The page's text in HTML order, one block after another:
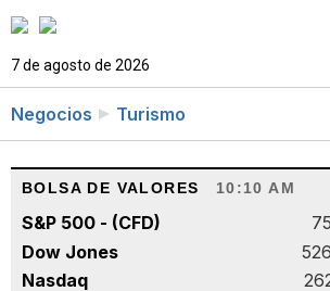
7 de agosto de 2026
Negocios Turismo
BOLSA DE VALORES 10:10 AM
S&P 500 - (CFD)
Dow Jones
Nasdaq